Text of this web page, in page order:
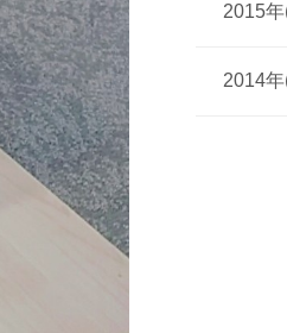
2016
2015
2015
2014